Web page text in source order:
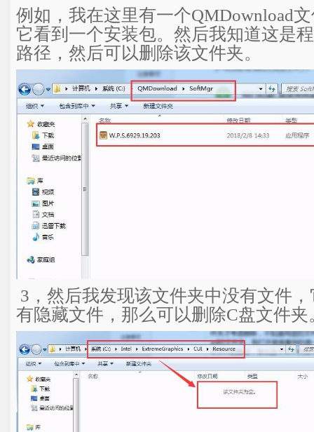
例如，我在这里有一个QMDownload
它看到一个安装包。然后我知道这是
路径，然后可以删除该文件夹。
3，然后我发现该文件夹中没有文件
有隐藏文件，那么可以删除C盘文件